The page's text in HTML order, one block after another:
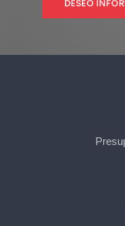
DESEO